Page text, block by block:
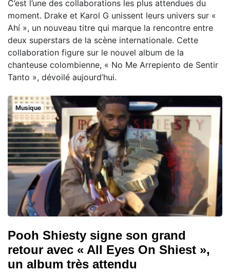
C’est l’une des collaborations les plus attendues du
moment. Drake et Karol G unissent leurs univers sur «
Ahí », un nouveau titre qui marque la rencontre entre
deux superstars de la scène internationale. Cette
collaboration figure sur le nouvel album de la
chanteuse colombienne, « No Me Arrepiento de Sentir
Tanto », dévoilé aujourd’hui.
Musique
Pooh Shiesty signe son grand
retour avec « All Eyes On Shiest »,
un album très attendu